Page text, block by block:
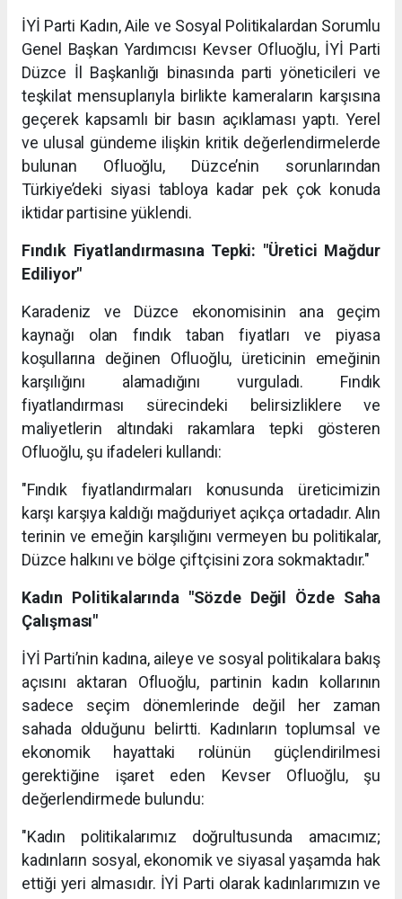
İYİ Parti Kadın, Aile ve Sosyal Politikalardan Sorumlu
Genel Başkan Yardımcısı Kevser Ofluoğlu, İYİ Parti
Düzce İl Başkanlığı binasında parti yöneticileri ve
teşkilat mensuplarıyla birlikte kameraların karşısına
geçerek kapsamlı bir basın açıklaması yaptı. Yerel
ve ulusal gündeme ilişkin kritik değerlendirmelerde
bulunan Ofluoğlu, Düzce’nin sorunlarından
Türkiye’deki siyasi tabloya kadar pek çok konuda
iktidar partisine yüklendi.
Fındık Fiyatlandırmasına Tepki: "Üretici Mağdur
Ediliyor"
Karadeniz ve Düzce ekonomisinin ana geçim
kaynağı olan fındık taban fiyatları ve piyasa
koşullarına değinen Ofluoğlu, üreticinin emeğinin
karşılığını alamadığını vurguladı. Fındık
fiyatlandırması sürecindeki belirsizliklere ve
maliyetlerin altındaki rakamlara tepki gösteren
Ofluoğlu, şu ifadeleri kullandı:
"Fındık fiyatlandırmaları konusunda üreticimizin
karşı karşıya kaldığı mağduriyet açıkça ortadadır. Alın
terinin ve emeğin karşılığını vermeyen bu politikalar,
Düzce halkını ve bölge çiftçisini zora sokmaktadır."
Kadın Politikalarında "Sözde Değil Özde Saha
Çalışması"
İYİ Parti’nin kadına, aileye ve sosyal politikalara bakış
açısını aktaran Ofluoğlu, partinin kadın kollarının
sadece seçim dönemlerinde değil her zaman
sahada olduğunu belirtti. Kadınların toplumsal ve
ekonomik hayattaki rolünün güçlendirilmesi
gerektiğine işaret eden Kevser Ofluoğlu, şu
değerlendirmede bulundu:
"Kadın politikalarımız doğrultusunda amacımız;
kadınların sosyal, ekonomik ve siyasal yaşamda hak
ettiği yeri almasıdır. İYİ Parti olarak kadınlarımızın ve